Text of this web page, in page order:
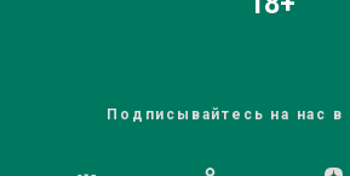
Подписывайтесь на нас в